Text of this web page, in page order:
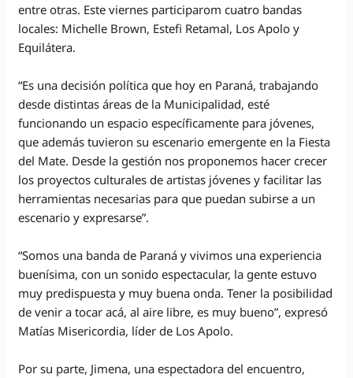
entre otras. Este viernes participarom cuatro bandas
locales: Michelle Brown, Estefi Retamal, Los Apolo y
Equilátera.
“Es una decisión política que hoy en Paraná, trabajando
desde distintas áreas de la Municipalidad, esté
funcionando un espacio específicamente para jóvenes,
que además tuvieron su escenario emergente en la Fiesta
del Mate. Desde la gestión nos proponemos hacer crecer
los proyectos culturales de artistas jóvenes y facilitar las
herramientas necesarias para que puedan subirse a un
escenario y expresarse”.
“Somos una banda de Paraná y vivimos una experiencia
buenísima, con un sonido espectacular, la gente estuvo
muy predispuesta y muy buena onda. Tener la posibilidad
de venir a tocar acá, al aire libre, es muy bueno”, expresó
Matías Misericordia, líder de Los Apolo.
Por su parte, Jimena, una espectadora del encuentro,